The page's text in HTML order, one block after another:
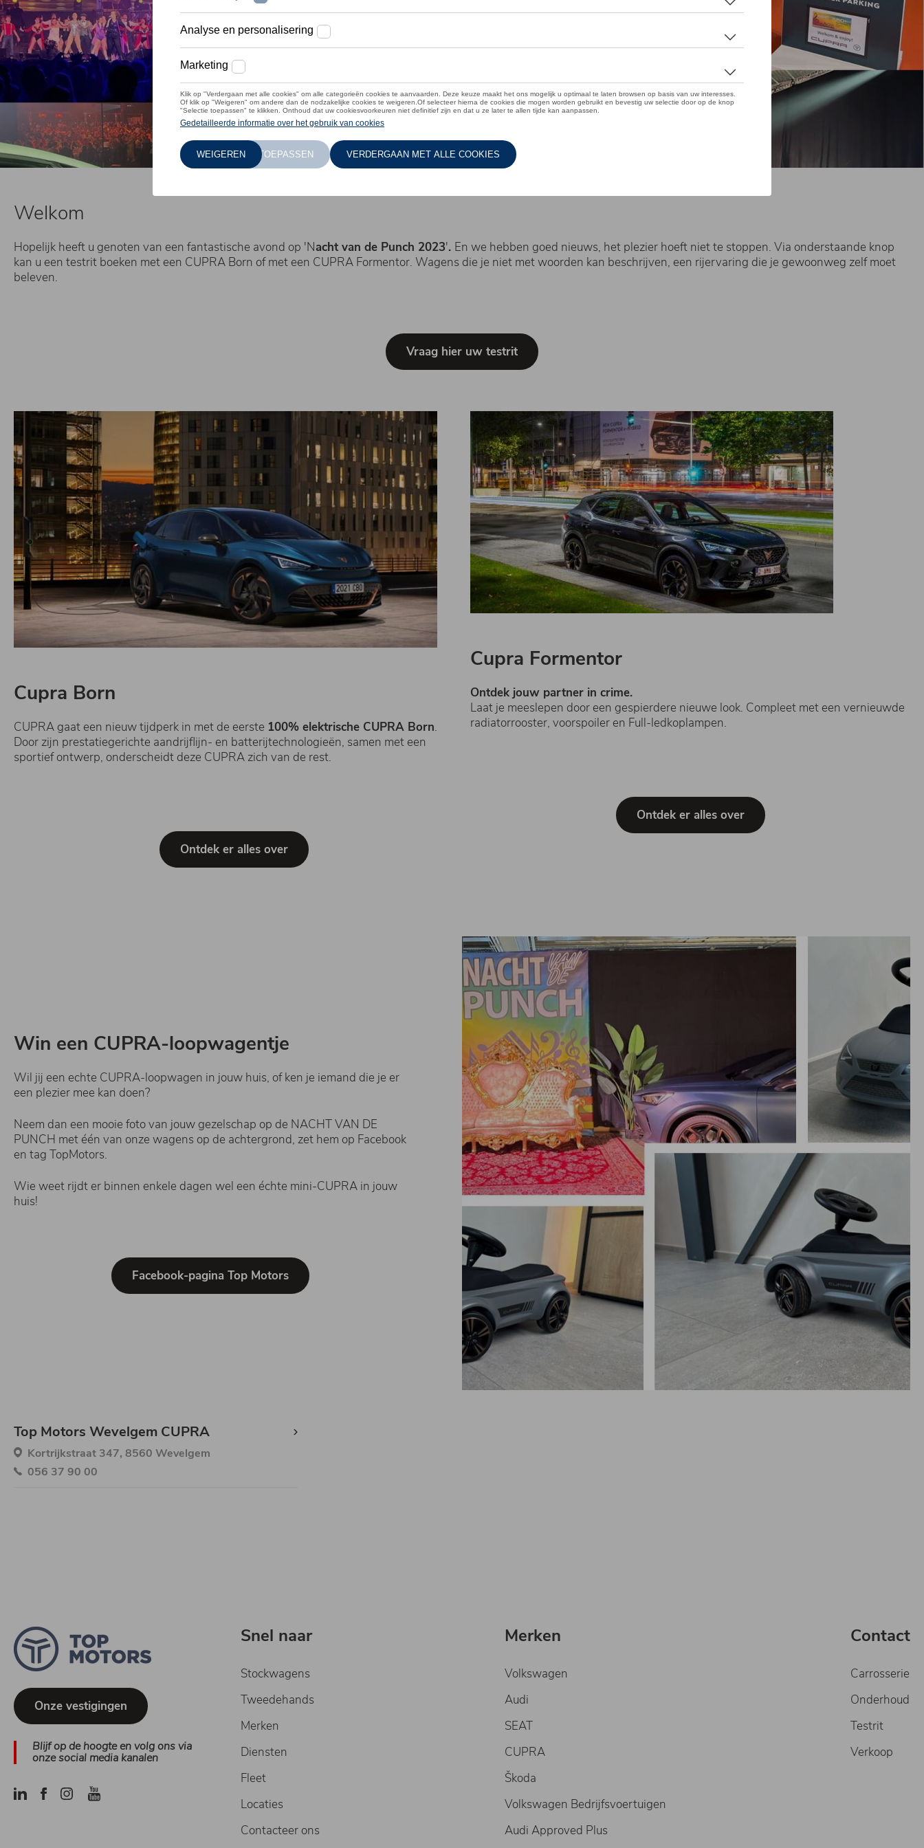
Welkom
Hopelijk heeft u genoten van een fantastische avond op 'Nacht van de Punch 2023'. En we hebben goed nieuws, het plezier hoeft niet te stoppen. Via onderstaande knop
kan u een testrit boeken met een CUPRA Born of met een CUPRA Formentor. Wagens die je niet met woorden kan beschrijven, een rijervaring die je gewoonweg zelf moet
beleven.
Vraag hier uw testrit
Cupra Born
CUPRA gaat een ​​nieuw tijdperk in met de eerste 100% elektrische CUPRA Born.
Door zijn prestatiegerichte aandrijflijn- en batterijtechnologieën, samen met een
sportief ontwerp, onderscheidt deze CUPRA zich van de rest.
Ontdek er alles over
Cupra Formentor
Ontdek jouw partner in crime.
Laat je meeslepen door een gespierdere nieuwe look. Compleet met een vernieuwde
radiatorrooster, voorspoiler en Full-ledkoplampen.
Ontdek er alles over
Win een CUPRA-loopwagentje
Wil jij een echte CUPRA-loopwagen in jouw huis, of ken je iemand die je er
een plezier mee kan doen?
Neem dan een mooie foto van jouw gezelschap op de NACHT VAN DE
PUNCH met één van onze wagens op de achtergrond, zet hem op Facebook
en tag TopMotors.
Wie weet rijdt er binnen enkele dagen wel een échte mini-CUPRA in jouw
huis!
Facebook-pagina Top Motors
Top Motors Wevelgem CUPRA
Kortrijkstraat 347, 8560 Wevelgem
056 37 90 00
Onze vestigingen
Blijf op de hoogte en volg ons via
onze social media kanalen
Snel naar
Stockwagens
Tweedehands
Merken
Diensten
Fleet
Locaties
Contacteer ons
Merken
Volkswagen
Audi
SEAT
CUPRA
Škoda
Volkswagen Bedrijfsvoertuigen
Audi Approved Plus
Contact
Carrosserie
Onderhoud
Testrit
Verkoop